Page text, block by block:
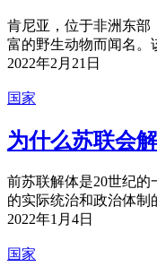
肯尼亚，位于非洲东部
富的野生动物而闻名。
2022年2月21日
国家
为什么苏联会
前苏联解体是20世纪
的实际统治和政治体制
2022年1月4日
国家